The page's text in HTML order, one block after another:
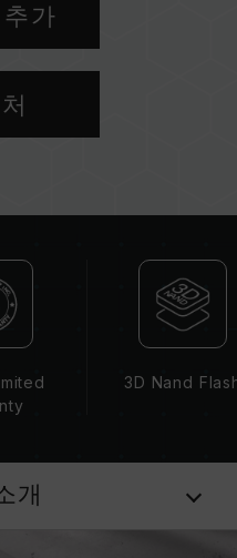
CN 211019739 U)
어
가
3D Nand
개